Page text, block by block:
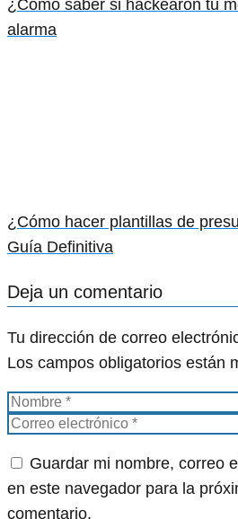
¿Cómo saber si hackearon tu
alarma
¿Cómo hacer plantillas de
Guía Definitiva
Deja un comentario
Tu dirección de correo
Los campos obligatorios están
Guardar mi nombre, correo
en este navegador para la
comentario.